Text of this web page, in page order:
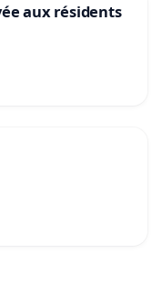
aux résidents